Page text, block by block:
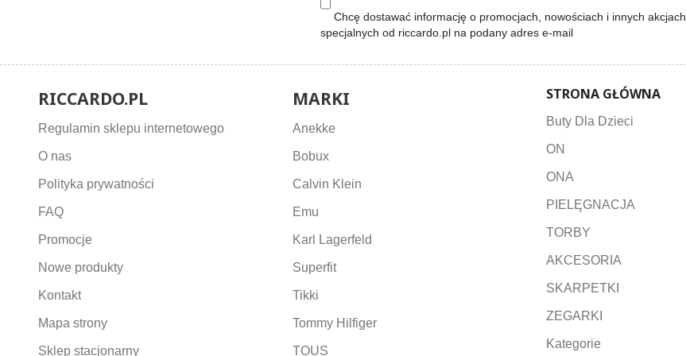
Chcę dostawać informację o promocjach, nowościach i innych akcjach
specjalnych od riccardo.pl na podany adres e-mail
RICCARDO.PL
Regulamin sklepu internetowego
O nas
Polityka prywatności
FAQ
Promocje
Nowe produkty
Kontakt
Mapa strony
Sklep stacjonarny
MARKI
Anekke
Bobux
Calvin Klein
Emu
Karl Lagerfeld
Superfit
Tikki
Tommy Hilfiger
TOUS
STRONA GŁÓWNA
Buty Dla Dzieci
ON
ONA
PIELĘGNACJA
TORBY
AKCESORIA
SKARPETKI
ZEGARKI
Kategorie